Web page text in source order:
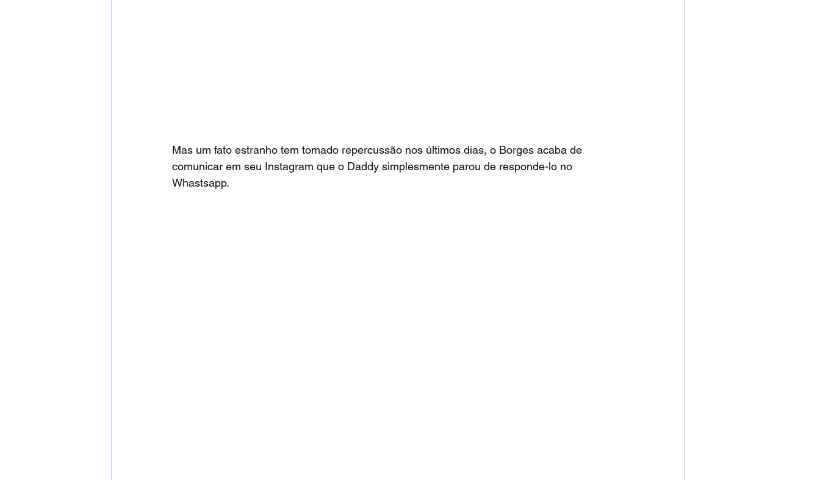
Mas um fato estranho tem tomado repercussão nos últimos dias, o Borges acaba de
comunicar em seu Instagram que o Daddy simplesmente parou de responde-lo no
Whastsapp.